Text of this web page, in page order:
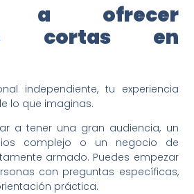
a ofrecer
cortas en
independiente, tu experiencia
lo que imaginas.
a tener una gran audiencia, un
complejo o un negocio de
armado. Puedes empezar
con preguntas específicas,
práctica.